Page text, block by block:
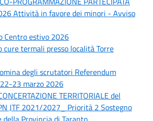
Attività in favore dei minori - Avviso
Centro estivo 2026
cure termali presso località Torre
degli scrutatori Referendum
23 marzo 2026
TERRITORIALE del
JTF 2021/2027_ Priorità 2 Sostegno